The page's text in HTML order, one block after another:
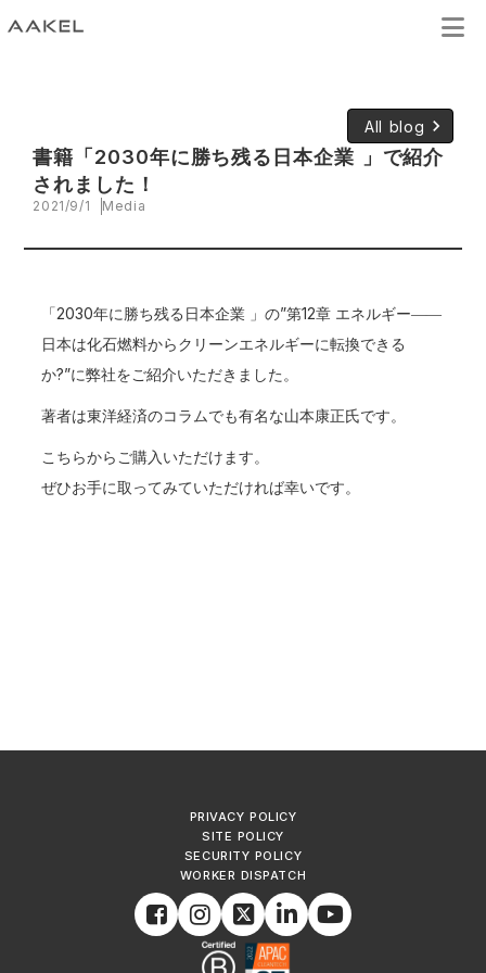
All blog keyboard_arrow_right
書籍「2030年に勝ち残る日本企業 」で紹介
されました！
2021/9/1 Media
「2030年に勝ち残る日本企業 」の”第12章 エネルギー――
日本は化石燃料からクリーンエネルギーに転換できる
か?”に弊社をご紹介いただきました。
著者は東洋経済のコラムでも有名な山本康正氏です。
こちらからご購入いただけます。
ぜひお手に取ってみていただければ幸いです。
PRIVACY POLICY
SITE POLICY
SECURITY POLICY
WORKER DISPATCH